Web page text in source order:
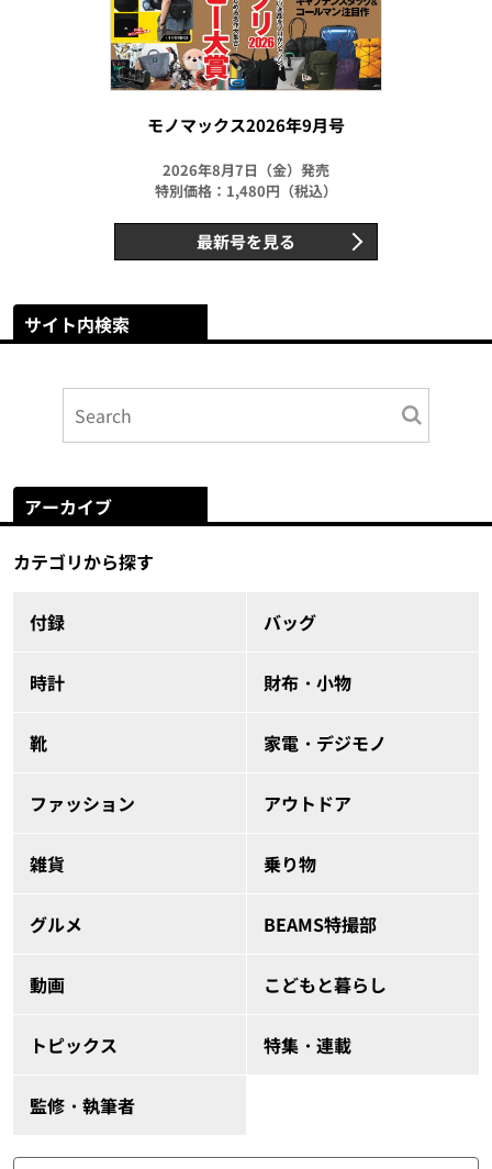
モノマックス2026年9月号
2026年8月7日（金）発売
特別価格：1,480円（税込）
最新号を見る
サイト内検索
アーカイブ
カテゴリから探す
付録 バッグ
時計 財布・小物
靴 家電・デジモノ
ファッション アウトドア
雑貨 乗り物
グルメ BEAMS特撮部
動画 こどもと暮らし
トピックス 特集・連載
監修・執筆者